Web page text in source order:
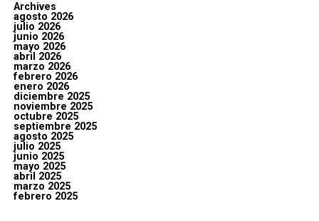
Archives
agosto 2026
julio 2026
junio 2026
mayo 2026
abril 2026
marzo 2026
febrero 2026
enero 2026
diciembre 2025
noviembre 2025
octubre 2025
septiembre 2025
agosto 2025
julio 2025
junio 2025
mayo 2025
abril 2025
marzo 2025
febrero 2025